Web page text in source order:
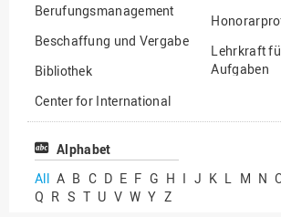
Berufungsmanagement
Beschaffung und Vergabe
Bibliothek
Center for International
Mobility
Center for International
Chancengerechtigkeit
Lehrkraft
Aufgaben
Alphabet
All A B C D E F G H I J K L M N
Q R S T U V W Y Z